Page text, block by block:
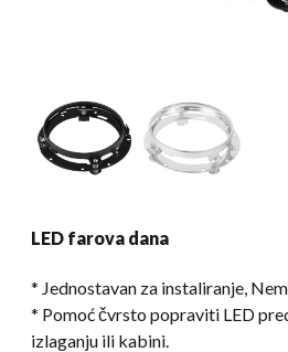
LED farova dana
* Jednostavan za instaliranje,
* Pomoć čvrsto popraviti LED
izlaganju ili kabini.